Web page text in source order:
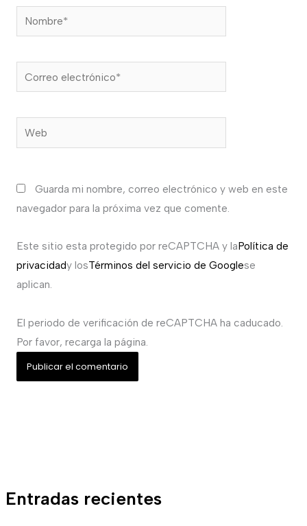
Entradas recientes
Nombre*
Correo
electrónico*
Web
Guarda mi nombre, correo electrónico y web en este
navegador para la próxima vez que comente.
Este sitio esta protegido por reCAPTCHA y laPolítica de
privacidady losTérminos del servicio de Googlese
aplican.
El periodo de verificación de reCAPTCHA ha caducado.
Por favor, recarga la página.